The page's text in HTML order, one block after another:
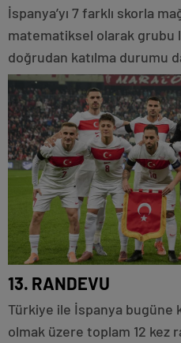
İspanya’yı 7 farklı skorla
matematiksel olarak grubu
doğrudan katılma durumu
13. RANDEVU
Türkiye ile İspanya bugüne
olmak üzere toplam 12 kez